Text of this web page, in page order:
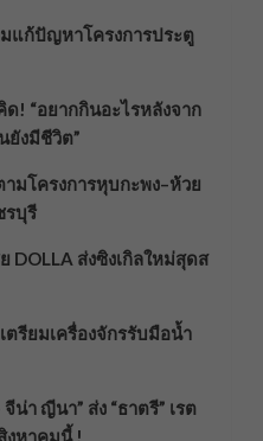
แก้ปัญหาโครงการประตู
ด! “อยากกินอะไรหลังจาก
ยังมีชีวิต”
มโครงการหุบกะพง–ห้วย
รบุรี
DOLLA ส่งซิงเกิลใหม่สุดส
ตรียมเครื่องจักรรับมือน้ำ
า ญีนา” ส่ง “ธาตรี” เรต
งหาคมนี้ !